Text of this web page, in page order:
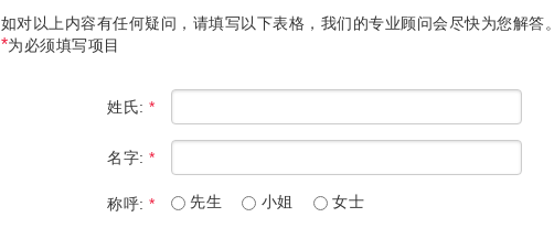
如对以上内容有任何疑问，请填写以下表格，我们的专业顾问会尽快为您解答。
*为必须填写项目
姓氏:*
名字:*
称呼:* 先生 小姐 女士